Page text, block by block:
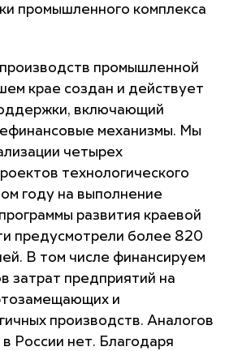
промышленного комплекса
промышленной
крае создан и действует
включающий
механизмы. Мы
четырех
технологического
году на выполнение
развития краевой
предусмотрели более 820
В том числе финансируем
затрат предприятий на
и
производств. Аналогов
России нет. Благодаря